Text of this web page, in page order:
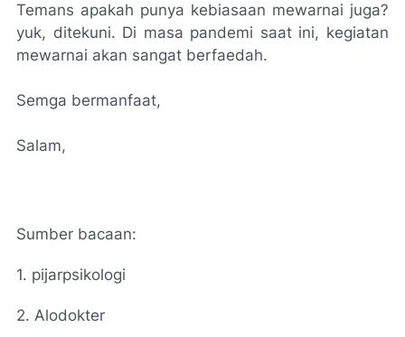
Temans apakah punya kebiasaan mewarnai juga?
yuk, ditekuni. Di masa pandemi saat ini, kegiatan
mewarnai akan sangat berfaedah.
Semga bermanfaat,
Salam,
Sumber bacaan:
1. pijarpsikologi
2. Alodokter